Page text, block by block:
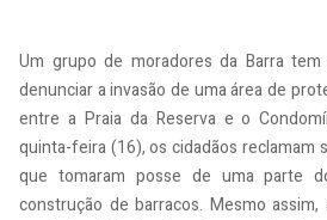
Um grupo de moradores da Barra
denunciar a invasão de uma área de
entre a Praia da Reserva e o
quinta-feira (16), os cidadãos reclamam
que tomaram posse de uma parte
construção de barracos. Mesmo